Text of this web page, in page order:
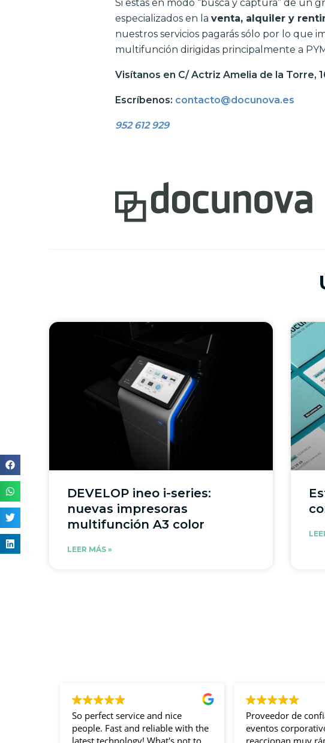
Si estás en modo “busca y captura” de un
especializados en la venta, alquiler y
nuestros servicios pagarás sólo por lo que
multifunción dirigidas principalmente a
Visítanos en C/ Actriz Amelia de la Torre,
Escríbenos: contacto@docunova.es
952 612 929
DEVELOP ineo i-series:
nuevas impresoras
multifunción A3 color
LEER MÁS »
So perfect service and nice
people. Fast and reliable with the
Proveedor de
eventos